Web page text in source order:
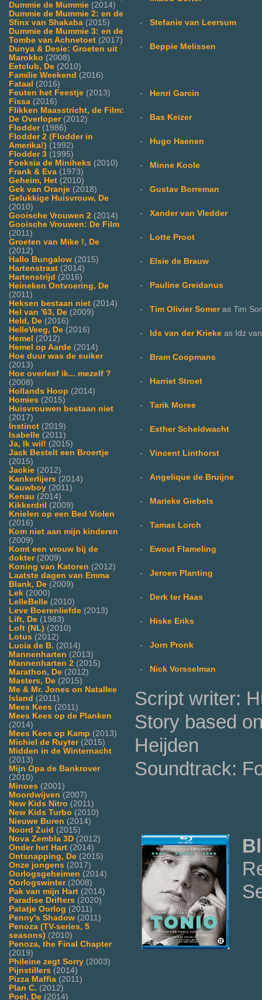
Dummie de Mummie (2014)
Dummie de Mummie 2: en de
Sfinx van Shakaba (2015)
Dummie de Mummie 3: en de
Tombe van Achnetoet (2017)
Dunya & Desie: Groeten uit
Marokko (2008)
Eetclub, De (2010)
Familie Weekend (2016)
Fataal (2016)
Feuten het Feestje (2013)
Fissa (2016)
Flikken Maasstricht, de Film:
De Overloper(2012)
Flodder(1986)
Flodder 2 (Flodder in
Amerika!) (1992)
Flodder 3 (1995)
Foeksia de Miniheks (2010)
Frank & Eva (1973)
Geheim, Het (2010)
Gek van Oranje (2018)
Gelukkige Huisvrouw, De
(2010)
Gooische Vrouwen 2 (2014)
Gooische Vrouwen: De Film
(2011)
Groeten van Mike !, De
(2012)
Hallo Bungalow (2015)
Hartenstraat (2014)
Hartenstrijd (2016)
Heineken Ontvoering, De
(2011)
Heksen bestaan niet (2014)
Hel van '63, De (2009)
Held, De (2016)
HelleVeeg, De (2016)
Hemel (2012)
Hemel op Aarde (2014)
Hoe duur was de suiker
(2013)
Hoe overleef ik... mezelf ?
(2008)
Hollands Hoop (2014)
Homies (2015)
Huisvrouwen bestaan niet
(2017)
Instinct (2019)
Isabelle (2011)
Ja, Ik wil! (2015)
Jack Bestelt een Broertje
(2015)
Jackie (2012)
Kankerlijers (2014)
Kauwboy (2011)
Kenau (2014)
Kikkerdril
(2009)
Knielen op een Bed Violen
(2016)
Kom niet aan mijn kinderen
(2009)
Komt een vrouw bij de
dokter(2009)
Koning van Katoren (2012)
Laatste dagen van Emma
Blank, De (2009)
Lek (2000)
LelleBelle (2010)
Leve Boerenliefde (2013)
Lift, De (1983)
Loft (NL) (2010)
Lotus (2012)
Lucia de B. (2014)
Mannenharten (2013)
Mannenharten 2 (2015)
Marathon, De (2012)
Masters, De (2015)
Me & Mr. Jones on Natallee
Island (2011)
Mees Kees (2011)
Mees Kees op de Planken
(2014)
Mees Kees op Kamp (2013)
Michiel de Ruyter(2015)
Midden in de Winternacht
(2013)
Mijn Opa de Bankrover
(2010)
Minoes (2001)
Moordwijven (2007)
New Kids Nitro (2011)
New Kids Turbo (2010)
Nieuwe Buren (2014)
Noord Zuid (2015)
Nova Zembla 3D (2012)
Onder het Hart (2014)
Ontsnapping, De (2015)
Onze jongens (2017)
Oorlogsgeheimen (2014)
Oorlogswinter(2008)
Pak van mijn Hart (2014)
Paradise Drifters (2020)
Patatje Oorlog (2011)
Penny's Shadow (2011)
Penoza (TV-series, 5
seasons) (2010)
Penoza, the Final Chapter
(2019)
Phileine zegt Sorry (2003)
Pijnstillers (2014)
Pizza Maffia (2011)
Plan C. (2012)
Poel, De (2014)
- Stefanie van Leersum
- Beppie Melissen
- Henri Garcin
- Bas Keizer
- Hugo Haenen
- Minne Koole
- Gustav Borreman
- Xander van Vledder
- Lotte Proot
- Elsie de Brauw
- Pauline Greidanus
- Tim Olivier Somer as Tim
- Ids van der Krieke as Idz
- Bram Coopmans
- Harriet Stroet
- Tarik Moree
- Esther Scheldwacht
- Vincent Linthorst
- Angelique de Bruijne
- Marieke Giebels
- Tamas Lorch
- Ewout Flameling
- Jeroen Planting
- Derk ter Haas
- Hiske Eriks
- Jorn Pronk
- Nick Vorsselman
Script writer:
Story based
Heijden
Soundtrack: